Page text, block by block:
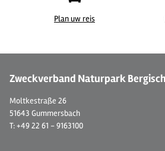
Plan uw reis
Zweckverband Naturpark
Moltkestraße 26
51643 Gummersbach
T: +49 22 61 - 9163100